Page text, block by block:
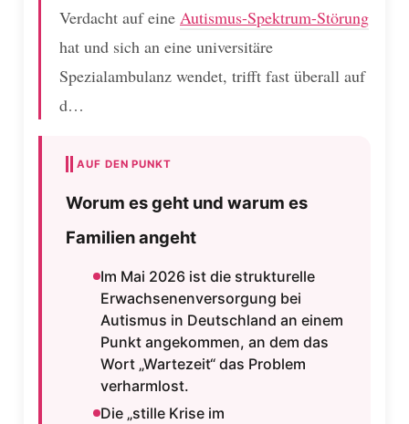
Verdacht auf eine Autismus-Spektrum-Störung
hat und sich an eine universitäre
Spezialambulanz wendet, trifft fast überall auf
d…
AUF DEN PUNKT
Worum es geht und warum es
Familien angeht
Im Mai 2026 ist die strukturelle
Erwachsenenversorgung bei
Autismus in Deutschland an einem
Punkt angekommen, an dem das
Wort „Wartezeit“ das Problem
verharmlost.
Die „stille Krise im